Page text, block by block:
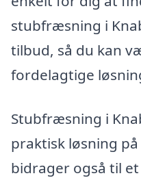
stubfræsning i
tilbud, så du kan
fordelagtige
Stubfræsning i
praktisk løsning
bidrager også til